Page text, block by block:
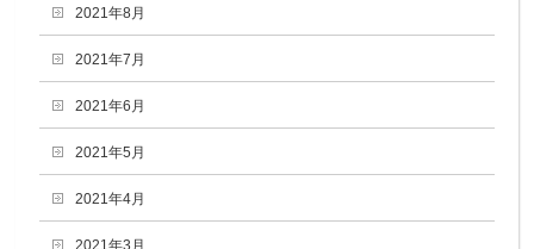
2021年8月
2021年7月
2021年6月
2021年5月
2021年4月
2021年3月